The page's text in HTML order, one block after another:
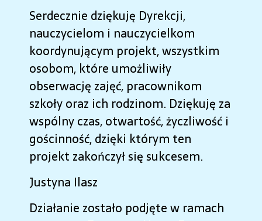
Serdecznie dziękuję Dyrekcji,
nauczycielom i nauczycielkom
koordynującym projekt, wszystkim
osobom, które umożliwiły
obserwację zajęć, pracownikom
szkoły oraz ich rodzinom. Dziękuję za
wspólny czas, otwartość, życzliwość i
gościnność, dzięki którym ten
projekt zakończył się sukcesem.
Justyna Ilasz
Działanie zostało podjęte w ramach